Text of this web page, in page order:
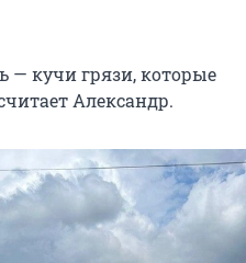
— кучи грязи, которые
Александр.